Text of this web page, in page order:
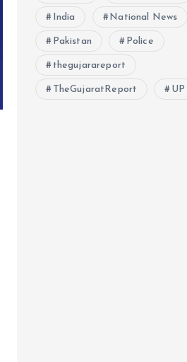
India National News
Pakistan Police
thegujarareport
TheGujaratReport UP